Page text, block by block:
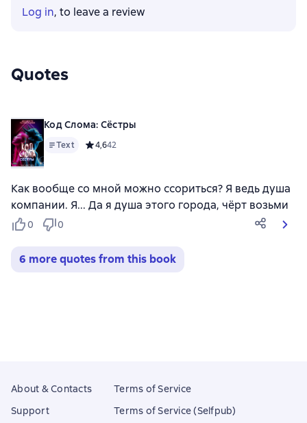
Log in, to leave a review
Quotes
Код Слома: Сёстры
Text Средний рейтинг 4,6 на основе 42 оценок
4,642
Как вообще со мной можно ссориться? Я ведь душа
компании. Я... Да я душа этого города, чёрт возьми
0 0
6 more quotes from this book
About & Contacts
Support
Terms of Service
Terms of Service (Selfpub)